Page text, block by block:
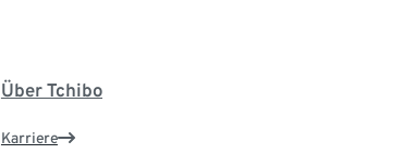
Über Tchibo
Karriere